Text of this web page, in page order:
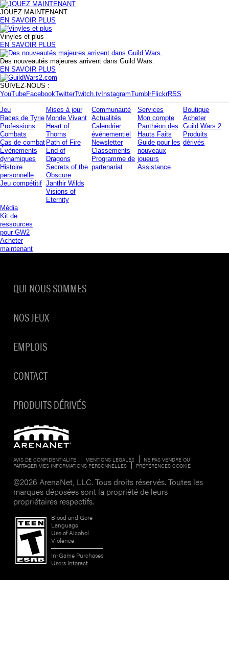
JOUEZ MAINTENANT
EN SAVOIR PLUS
Vinyles et plus
EN SAVOIR PLUS
Des nouveautés majeures arrivent dans Guild Wars.
EN SAVOIR PLUS
SUIVEZ-NOUS :
YouTubeFacebookTwitterTwitch.tv InstagramTumblrFlickrRSS
Jeu
Races de Tyrie
Professions
Combats
Cas de combat
Évènements
dynamiques
Histoire
personnelle
Jeu compétitif
Mises à jour
Monde Vivant
Heart of
Thorns
Path of Fire
End of
Dragons
Secrets of the
Obscure
Janthir Wilds
Visions of
Eternity
Communauté
Actualités
Calendrier
événementiel
Newsletter
Classements
Programme de
partenariat
Services
Mon compte
Panthéon des
Hauts Faits
Guide pour les
nouveaux
joueurs
Assistance
Boutique
Acheter
Guild Wars 2
Produits
dérivés
Média
Kit de
ressources
pour GW2
Acheter
maintenant
QUI NOUS SOMMES
NOS JEUX
EMPLOIS
CONTACT
PRODUITS DÉRIVÉS
AVIS DE CONFIDENTIALITÉ MENTIONS LÉGALES
NE PAS VENDRE OU
PARTAGER MES INFORMATIONS PERSONNELLES
PRÉFÉRENCES COOKIE
©2026 ArenaNet, LLC. Tous droits réservés. Toutes les
marques déposées sont la propriété de leurs
propriétaires respectifs.
Blood and Gore
Language
Use of Alcohol
Violence
In-Game Purchases
Users Interact